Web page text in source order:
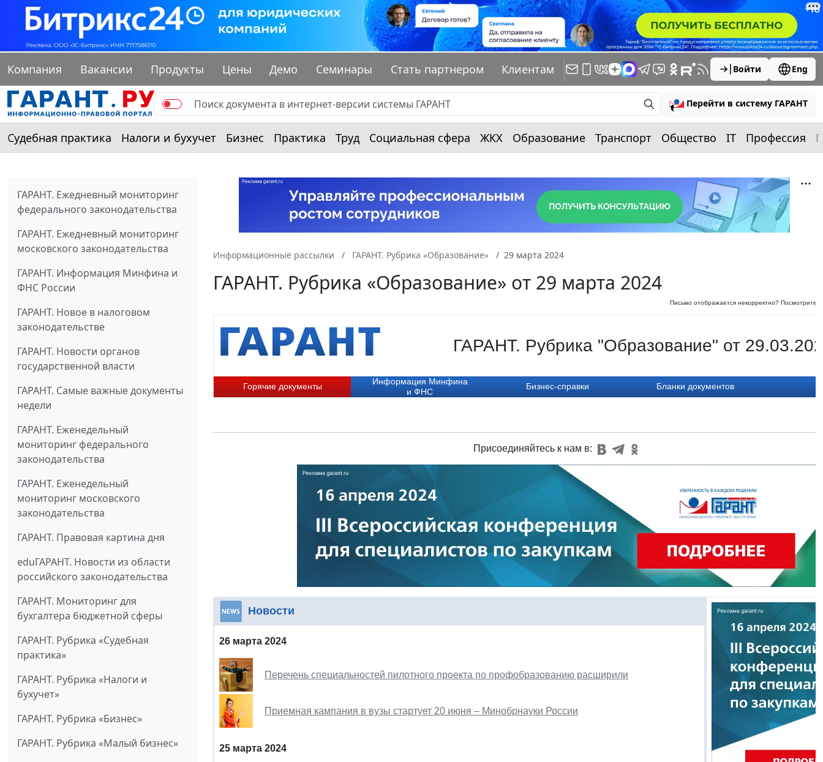
Компания Вакансии Продукты Цены Демо Семинары Стать партнером Клиентам Войти Eng
Перейти в систему ГАРАНТ
Судебная практика Налоги и бухучет Бизнес Практика Труд Социальная сфера ЖКХ Образование Транспорт Общество IT Профессия
ГАРАНТ. Ежедневный мониторинг
федерального законодательства
ГАРАНТ. Ежедневный мониторинг
московского законодательства
ГАРАНТ. Информация Минфина и
ФНС России
ГАРАНТ. Новое в налоговом
законодательстве
ГАРАНТ. Новости органов
государственной власти
ГАРАНТ. Самые важные документы
недели
ГАРАНТ. Еженедельный
мониторинг федерального
законодательства
ГАРАНТ. Еженедельный
мониторинг московского
законодательства
ГАРАНТ. Правовая картина дня
eduГАРАНТ. Новости из области
российского законодательства
ГАРАНТ. Мониторинг для
бухгалтера бюджетной сферы
ГАРАНТ. Рубрика «Судебная
практика»
ГАРАНТ. Рубрика «Налоги и
бухучет»
ГАРАНТ. Рубрика «Бизнес»
ГАРАНТ. Рубрика «Малый бизнес»
Информационные рассылки ГАРАНТ. Рубрика «Образование» 29 марта 2024
ГАРАНТ. Рубрика «Образование» от 29 марта 2024
Письмо отображается некорректно? Посмотрите
ГАРАНТ. Рубрика "Образование" от
Горячие документы
Информация Минфина
и ФНС
Бизнес-справки Бланки документов
Присоединяйтесь к нам в:
Новости
26 марта 2024
Перечень специальностей пилотного проекта по профобразованию расширили
Приемная кампания в вузы стартует 20 июня – Минобрнауки России
25 марта 2024